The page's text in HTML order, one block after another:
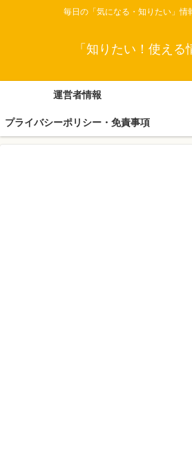
毎日の「気になる・知りたい」情
「知りたい！使える
運営者情報
プライバシーポリシー・免責事項